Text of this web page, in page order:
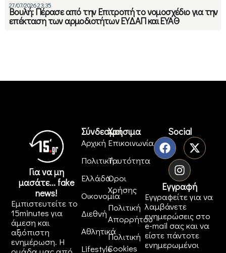
27/07/2026 23:35
Βουλή: Πέρασε από την Επιτροπή το νομοσχέδιο για την
επέκταση των αρμοδιοτήτων ΕΥΔΑΠ και ΕΥΑΘ
Για να μη
μασάτε... fake
news!
Εμπιστευτείτε το
15minutes για
άμεση και
αξιόπιστη
ενημέρωση. Η
Σύνδεσμοι
Αρχική
Πολιτική
Ελλάδα
Οικονομία
Διεθνή
Αθλητικά
Lifestyle
Χρήσιμα
Επικοινωνία
Ταυτότητα
Όροι
Χρήσης
Πολιτική
Απορρήτου
Πολιτική
Cookies
Social
Εγγραφή
Εγγραφείτε για να
λαμβάνετε
ενημερώσεις στο
e-mail σας και να
είστε πάντοτε
ενημερωμένοι